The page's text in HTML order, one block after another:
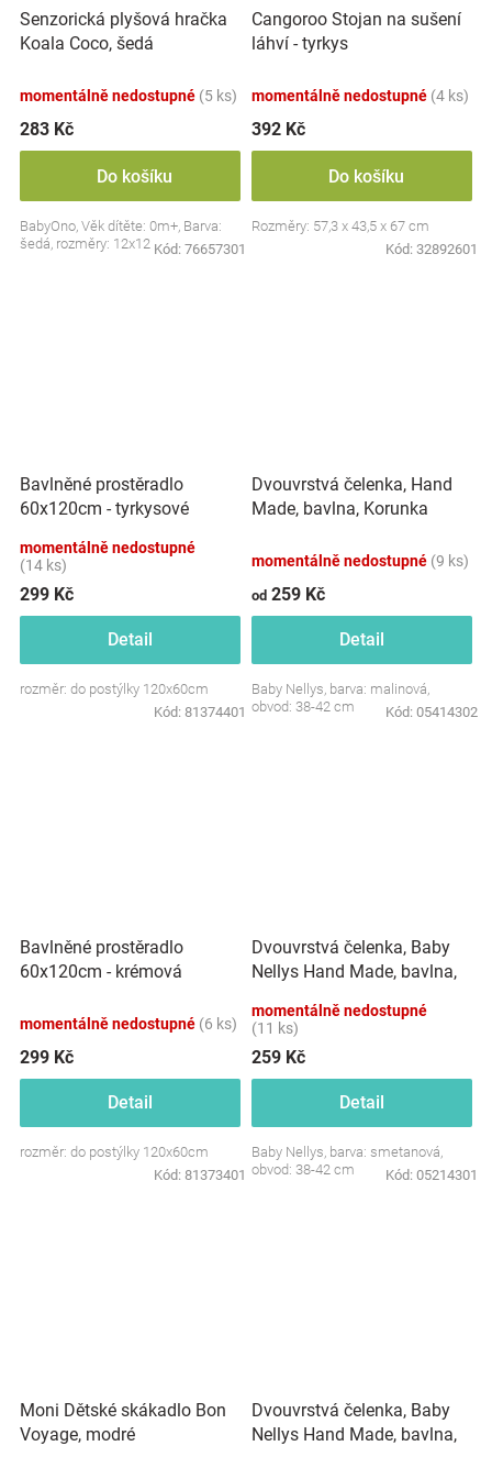
Senzorická plyšová hračka
Koala Coco, šedá
momentálně nedostupné (5 ks)
283 Kč
Do košíku
BabyOno, Věk dítěte: 0m+, Barva:
šedá, rozměry: 12x12 cm.
Kód: 76657301
Cangoroo Stojan na sušení
láhví - tyrkys
momentálně nedostupné (4 ks)
392 Kč
Do košíku
Rozměry: 57,3 x 43,5 x 67 cm
Kód: 32892601
Bavlněné prostěradlo
60x120cm - tyrkysové
momentálně nedostupné
(14 ks)
299 Kč
Detail
rozměr: do postýlky 120x60cm
Kód: 81374401
Dvouvrstvá čelenka, Hand
Made, bavlna, Korunka
momentálně nedostupné (9 ks)
od 259 Kč
Detail
Baby Nellys, barva: malinová,
obvod: 38-42 cm
Kód: 05414302
Bavlněné prostěradlo
60x120cm - krémová
momentálně nedostupné (6 ks)
299 Kč
Detail
rozměr: do postýlky 120x60cm
Kód: 81373401
Dvouvrstvá čelenka, Baby
Nellys Hand Made, bavlna,
80/98
momentálně nedostupné
(11 ks)
259 Kč
Detail
Baby Nellys, barva: smetanová,
obvod: 38-42 cm
Kód: 05214301
Moni Dětské skákadlo Bon
Voyage, modré
Dvouvrstvá čelenka, Baby
Nellys Hand Made, bavlna,